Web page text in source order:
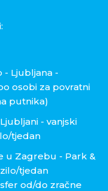
- Ljubljana -
osobi za povratni
putnika)
- vanjski
tjedan
u Zagrebu - Park &
tjedan
od/do zračne